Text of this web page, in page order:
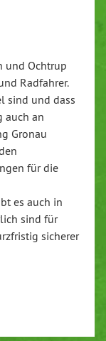
und Ochtrup
Radfahrer.
sind und dass
auch an
Gronau
für die
es auch in
sind für
sicherer